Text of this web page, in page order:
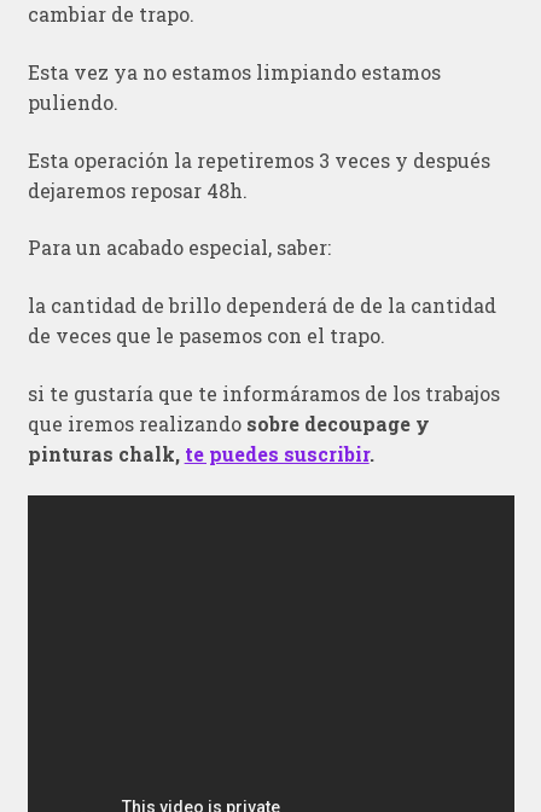
cambiar de trapo.
Esta vez ya no estamos limpiando estamos
puliendo.
Esta operación la repetiremos 3 veces y después
dejaremos reposar 48h.
Para un acabado especial, saber:
la cantidad de brillo dependerá de de la cantidad
de veces que le pasemos con el trapo.
si te gustaría que te informáramos de los trabajos
que iremos realizandosobre decoupage y
pinturas chalk, te puedes suscribir.